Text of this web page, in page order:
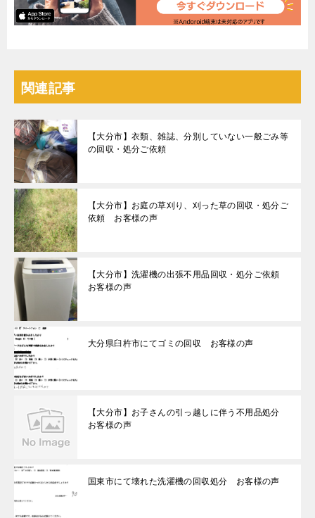
関連記事
【大分市】衣類、雑誌、分別していない一般ごみ等
の回収・処分ご依頼
【大分市】お庭の草刈り、刈った草の回収・処分ご
依頼 お客様の声
【大分市】洗濯機の出張不用品回収・処分ご依頼
お客様の声
大分県臼杵市にてゴミの回収 お客様の声
【大分市】お子さんの引っ越しに伴う不用品処分
お客様の声
国東市にて壊れた洗濯機の回収処分 お客様の声